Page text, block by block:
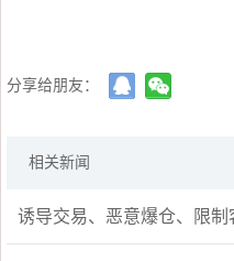
分享给朋友：
相关新闻